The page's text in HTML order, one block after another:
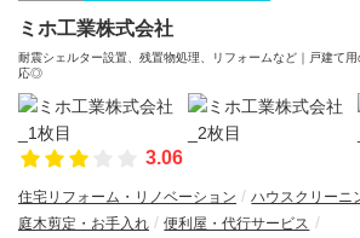
ミホ工業株式会社
耐震シェルター設置、残置物処理、リフォームなど｜戸建て
応◎
3.06
住宅リフォーム・リノベーション
ハウスクリーニ
庭木剪定・お手入れ
便利屋・代行サービス